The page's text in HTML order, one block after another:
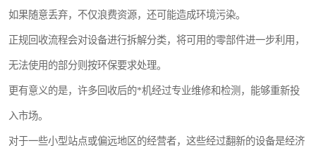
如果随意丢弃，不仅浪费资源，还可能造成环境污染。
正规回收流程会对设备进行拆解分类，将可用的零部件进一步利用，
无法使用的部分则按环保要求处理。
更有意义的是，许多回收后的*机经过专业维修和检测，能够重新投
入市场。
对于一些小型站点或偏远地区的经营者，这些经过翻新的设备是经济